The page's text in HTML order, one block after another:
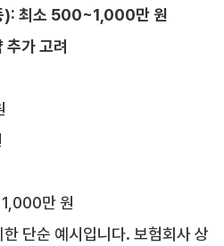
): 최소 500~1,000만 원
가 고려
만 원
단순 예시입니다. 보험회사 상